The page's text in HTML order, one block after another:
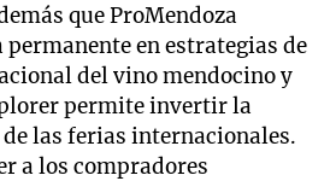
que ProMendoza
en estrategias de
del vino mendocino y
permite invertir la
las ferias internacionales.
a los compradores